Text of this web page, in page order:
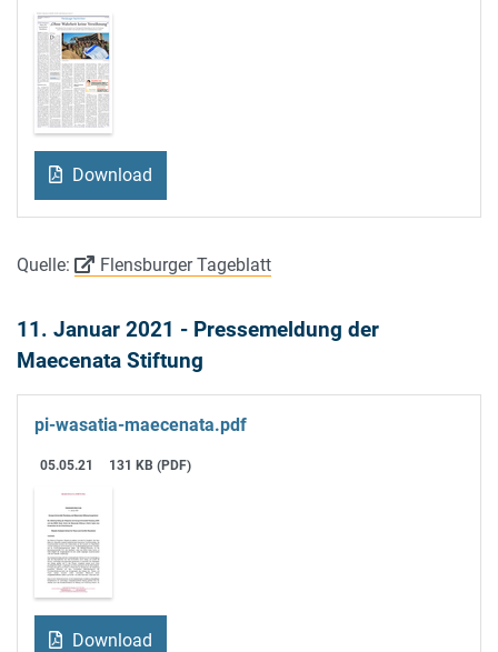
Download
Quelle: Flensburger Tageblatt
11. Januar 2021 - Pressemeldung der
Maecenata Stiftung
pi-wasatia-maecenata.pdf
05.05.21 131 KB (PDF)
Download